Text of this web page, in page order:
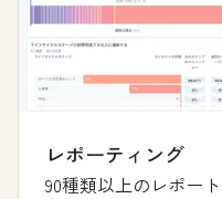
レポーティング
90種類以上のレポー